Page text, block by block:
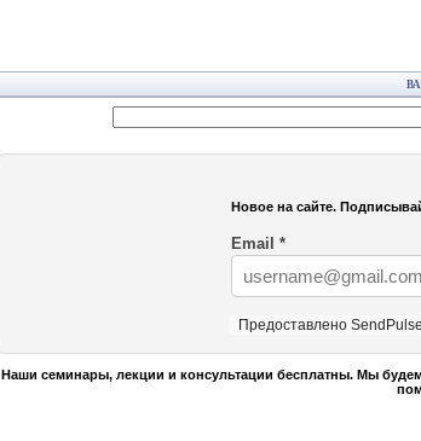
Новое на сайте.
Email *
Предоставлено SendPulse
Наши семинары, лекции и консультации бесплатны. Мы